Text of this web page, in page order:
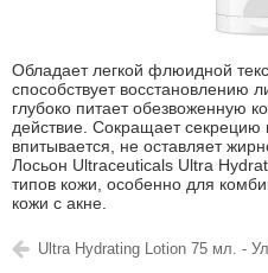
Обладает легкой флюидной
способствует восстановлению
глубоко питает обезвоженную
действие. Сокращает секрецию
впитывается, не оставляет
Лосьон Ultraceuticals Ultra
типов кожи, особенно для
кожи с акне.
Ultra Hydrating Lotion 75 мл. -